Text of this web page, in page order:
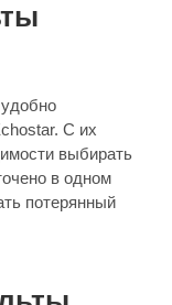
С их
выбирать
в одном
потерянный